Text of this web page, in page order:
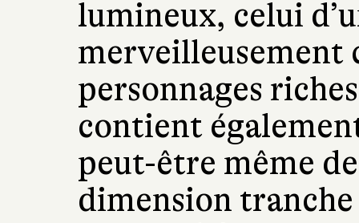
lumineux, celui
merveilleusement
personnages
contient
peut-être même
dimension